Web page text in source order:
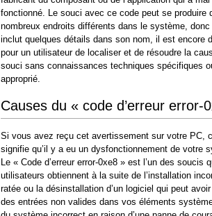
fonctionné. Le souci avec ce code peut se produire
nombreux endroits différents dans le système,
inclut quelques détails dans son nom, il est encore
pour un utilisateur de localiser et de résoudre la
souci sans connaissances techniques spécifiques
approprié.
Causes du « code d’erreur error-
Si vous avez reçu cet avertissement sur votre PC,
signifie qu’il y a eu un dysfonctionnement de votre
Le « Code d’erreur error-0xe8 » est l’un des soucis
utilisateurs obtiennent à la suite de l’installation
ratée ou la désinstallation d’un logiciel qui peut
des entrées non valides dans vos éléments